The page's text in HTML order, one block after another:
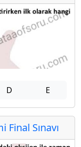
D E
Sınavı